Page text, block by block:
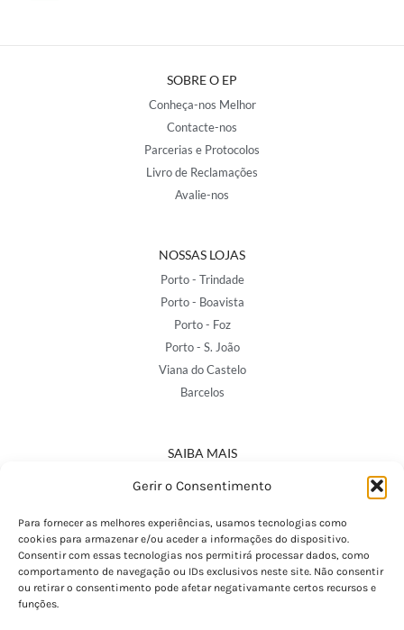
Gerir o Consentimento
Para fornecer as melhores experiências, usamos tecnologias como
cookies para armazenar e/ou aceder a informações do dispositivo.
Consentir com essas tecnologias nos permitirá processar dados, como
comportamento de navegação ou IDs exclusivos neste site. Não consentir
ou retirar o consentimento pode afetar negativamante certos recursos e
funções.
SOBRE O EP
Conheça-nos Melhor
Contacte-nos
Parcerias e Protocolos
Livro de Reclamações
Avalie-nos
NOSSAS LOJAS
Porto - Trindade
Porto - Boavista
Porto - Foz
Porto - S. João
Viana do Castelo
Barcelos
SAIBA MAIS
Política de Privacidade
Termos e Condições
Perguntas Frequentes
Custos de Envio
Encomendas Internacionais